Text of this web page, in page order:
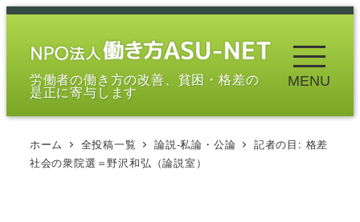
メ
労働者の働き方の改善、貧困・格差の
是正に寄与します
MENU
ホーム 全投稿一覧 論説-私論・公論
記者の目: 格差
社会の衆院選＝野沢和弘（論説室）